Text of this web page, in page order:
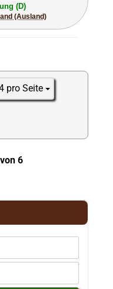
(D)
(Ausland)
pro Seite
Seite
6